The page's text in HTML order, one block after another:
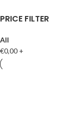
PRICE FILTER
All
€0,00 +